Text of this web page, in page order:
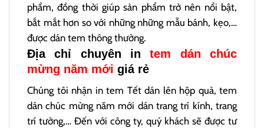
phẩm, đồng thời giúp sản phẩm trở nên nổi bật,
bắt mắt hơn so với những những mẫu bánh, kẹo,…
được dán tem thông thường.
Địa chỉ chuyên intem dán chúc
mừng năm mới giá rẻ
Chúng tôi nhận in tem Tết dán lên hộp quà, tem
dán chúc mừng năm mới dán trang trí kính, trang
trí tường,… Đến với công ty, quý khách sẽ được tư